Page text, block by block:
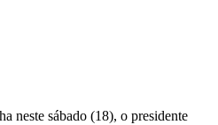
neste sábado (18), o presidente